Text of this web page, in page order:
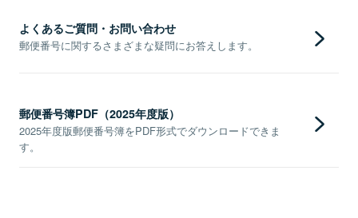
よくあるご質問・お問い合わせ
郵便番号に関するさまざまな疑問にお答えします。
郵便番号簿PDF（2025年度版）
2025年度版郵便番号簿をPDF形式でダウンロードできま
す。